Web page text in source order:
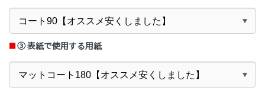
③ 表紙で使用する用紙